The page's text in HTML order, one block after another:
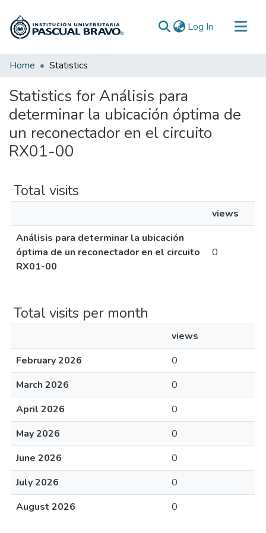
Log In (current)
Communities & Collections
Home Statistics
Statistics for Análisis para
determinar la ubicación óptima de
un reconectador en el circuito
RX01-00
Total visits
views
Análisis para determinar la ubicación
óptima de un reconectador en el circuito
RX01-00
0
Total visits per month
views
February 2026
0
March 2026
0
April 2026
0
May 2026
0
June 2026
0
July 2026
0
August 2026
0